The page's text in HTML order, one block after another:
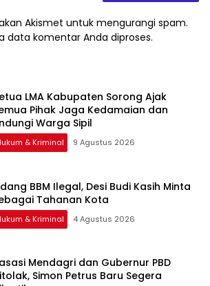
Akismet untuk mengurangi spam.
data komentar Anda diproses.
LMA Kabupaten Sorong Ajak
Pihak Jaga Kedamaian dan
Warga Sipil
& Kriminal 9 Agustus 2026
BBM Ilegal, Desi Budi Kasih Minta
Tahanan Kota
& Kriminal 4 Agustus 2026
Mendagri dan Gubernur PBD
Simon Petrus Baru Segera